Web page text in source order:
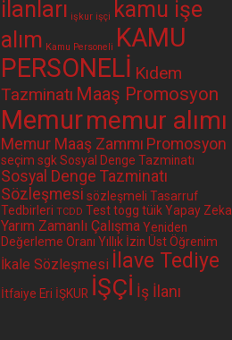
ilanları işkur işçi
kamu işe
alım Kamu Personeli KAMU
PERSONELİ Kıdem
Tazminatı Maaş Promosyon
Memurmemur alımı
Memur Maaş Zammı Promosyon
seçim sgk Sosyal Denge Tazminatı
Sosyal Denge Tazminatı
Sözleşmesi sözleşmeli Tasarruf
Tedbirleri TCDD Testtogg tüik Yapay Zeka
Yarım Zamanlı ÇalışmaYeniden
Değerleme Oranı Yıllık İzin Üst Öğrenim
İkale Sözleşmesi İlave Tediye
İtfaiye Eri İŞKUR İŞÇİ İş İlanı